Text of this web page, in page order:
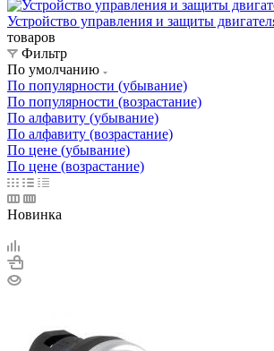
Устройство управления и защиты
товаров
Фильтр
По умолчанию
По популярности (убывание)
По популярности (возрастание)
По алфавиту (убывание)
По алфавиту (возрастание)
По цене (убывание)
По цене (возрастание)
Новинка